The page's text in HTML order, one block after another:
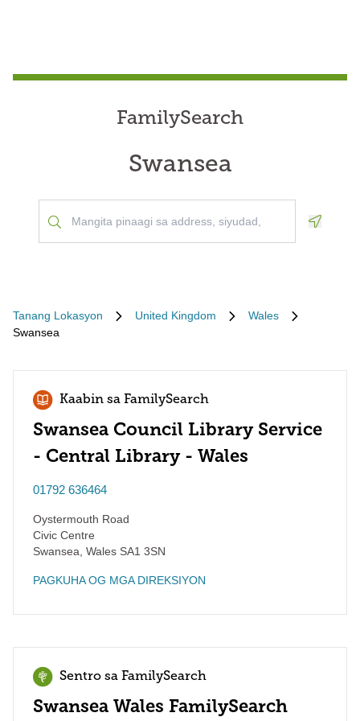
FamilySearch
Swansea
Tanang Lokasyon United Kingdom
Wales
Swansea
Kaabin sa FamilySearch
Swansea Council Library Service
- Central Library - Wales
01792 636464
Oystermouth Road
Civic Centre
Swansea Wales SA1 3SN
PAGKUHA OG MGA DIREKSIYON
Sentro sa FamilySearch
Swansea Wales FamilySearch